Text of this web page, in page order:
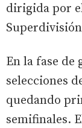
dirigida por
En la fase de
selecciones
quedando
semifinales.